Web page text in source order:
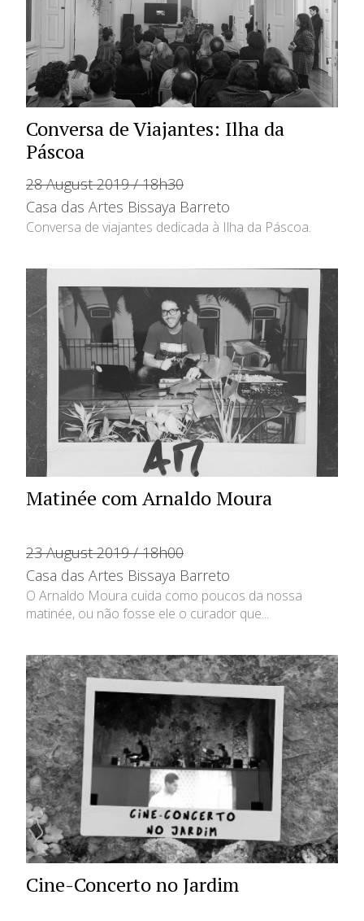
Conversa de Viajantes: Ilha da
Páscoa
28 August 2019 / 18h30
Casa das Artes Bissaya Barreto
Conversa de viajantes dedicada à Ilha da Páscoa.
Matinée com Arnaldo Moura
23 August 2019 / 18h00
Casa das Artes Bissaya Barreto
O Arnaldo Moura cuida como poucos da nossa
matinée, ou não fosse ele o curador que...
Cine-Concerto no Jardim